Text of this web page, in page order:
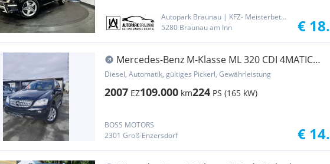
Autopark Braunau | KFZ- Meisterbetrieb und Handel
5280 Braunau am Inn
€
Mercedes-Benz M-Klasse ML 320 CDI 4MATIC
Aut. DPF
Diesel, Automatik, gültiges Pickerl, Gewährleistung
2007 EZ109.000 km224 PS (165 kW)
BOSS MOTORS
2301 Groß-Enzersdorf
€